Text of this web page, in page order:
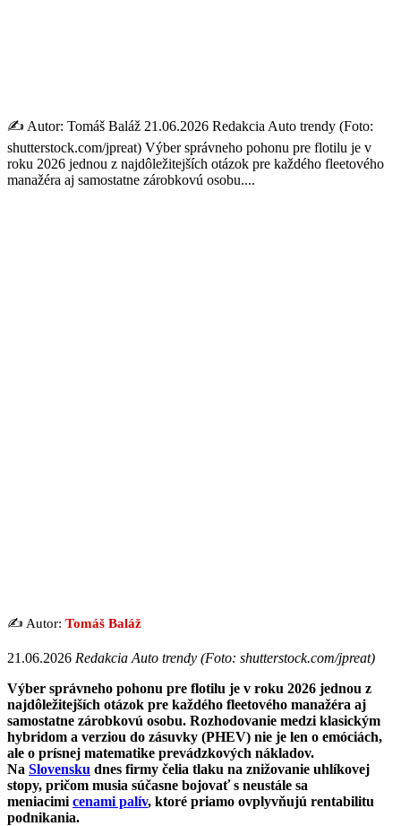
✍️ Autor: Tomáš Baláž 21.06.2026 Redakcia Auto trendy (Foto:
shutterstock.com/jpreat) Výber správneho pohonu pre flotilu je v
roku 2026 jednou z najdôležitejších otázok pre každého fleetového
manažéra aj samostatne zárobkovú osobu....
✍️ Autor: Tomáš Baláž
21.06.2026 Redakcia Auto trendy (Foto: shutterstock.com/jpreat)
Výber správneho pohonu pre flotilu je v roku 2026 jednou z
najdôležitejších otázok pre každého fleetového manažéra aj
samostatne zárobkovú osobu. Rozhodovanie medzi klasickým
hybridom a verziou do zásuvky (PHEV) nie je len o emóciách,
ale o prísnej matematike prevádzkových nákladov.
Na Slovensku dnes firmy čelia tlaku na znižovanie uhlíkovej
stopy, pričom musia súčasne bojovať s neustále sa
meniacimi cenami palív, ktoré priamo ovplyvňujú rentabilitu
podnikania.